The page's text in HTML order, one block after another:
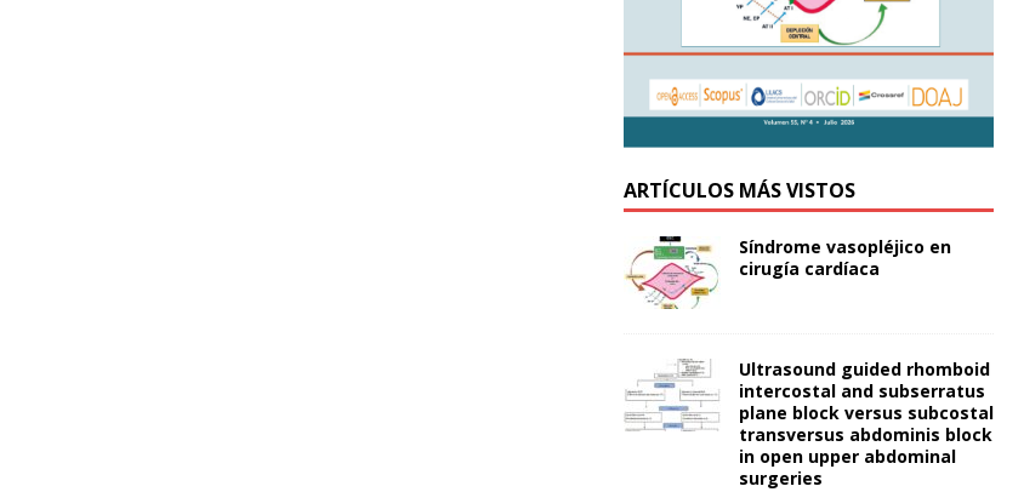
ARTÍCULOS MÁS VISTOS
Síndrome vasopléjico en
cirugía cardíaca
Ultrasound guided rhomboid
intercostal and subserratus
plane block versus subcostal
transversus abdominis block
in open upper abdominal
surgeries